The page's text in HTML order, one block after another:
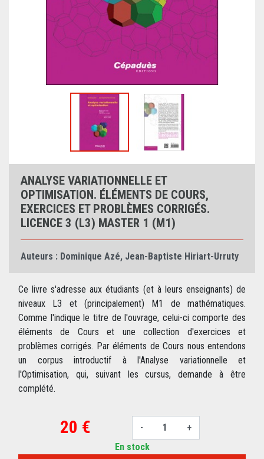
ANALYSE VARIATIONNELLE ET
OPTIMISATION. ÉLÉMENTS DE COURS,
EXERCICES ET PROBLÈMES CORRIGÉS.
LICENCE 3 (L3) MASTER 1 (M1)
Auteurs : Dominique Azé, Jean-Baptiste Hiriart-Urruty
Ce livre s'adresse aux étudiants (et à leurs enseignants) de
niveaux L3 et (principalement) M1 de mathématiques.
Comme l'indique le titre de l'ouvrage, celui-ci comporte des
éléments de Cours et une collection d'exercices et
problèmes corrigés. Par éléments de Cours nous entendons
un corpus introductif à l'Analyse variationnelle et
l'Optimisation, qui, suivant les cursus, demande à être
complété.
20 € - +
En stock